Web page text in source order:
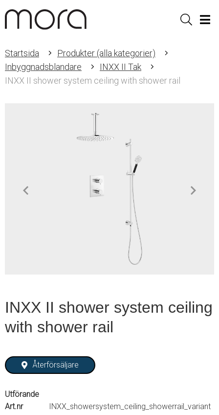
Sök
Startsida
Produkter (alla kategorier)
Inbyggnadsblandare
INXX II Tak
INXX II shower system ceiling with shower rail
INXX II shower system ceiling
with shower rail
Återförsäljare
Utförande
Art.nr
INXX_showersystem_ceiling_showerrail_variant